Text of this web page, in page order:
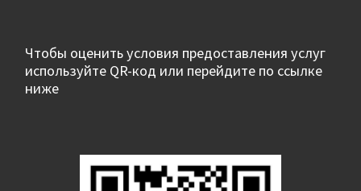
Чтобы оценить условия предоставления услуг
используйте QR-код или перейдите по ссылке
ниже